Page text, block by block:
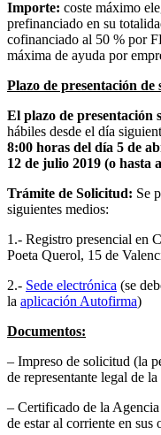
Importe: coste máximo
prefinanciado en su
cofinanciado al 50 % por
máxima de ayuda por
Plazo de presentación de
El plazo de presentación
hábiles desde el día
8:00 horas del día 5 de
12 de julio 2019 (o hasta
Trámite de Solicitud: Se
siguientes medios:
1.- Registro presencial en
Poeta Querol, 15 de
2.- Sede electrónica (se
la aplicación Autofirma)
Documentos:
– Impreso de solicitud (la
de representante legal de la
– Certificado de la
de estar al corriente en sus